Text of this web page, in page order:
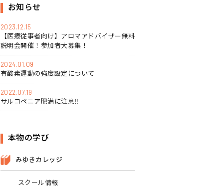
お知らせ
2023.12.15
【医療従事者向け】アロマアドバイザー無料
説明会開催！参加者大募集！
2024.01.09
有酸素運動の強度設定について
2022.07.19
サルコペニア肥満に注意‼
本物の学び
みゆきカレッジ
スクール情報